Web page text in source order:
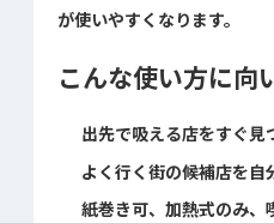
が使いやすくなります。
こんな使い方に向
出先で吸える店をすぐ見
よく行く街の候補店を自
紙巻き可、加熱式のみ、